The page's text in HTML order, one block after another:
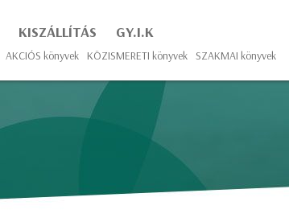
KISZÁLLÍTÁS GY.I.K
AKCIÓS könyvek KÖZISMERETI könyvek SZAKMAI könyvek